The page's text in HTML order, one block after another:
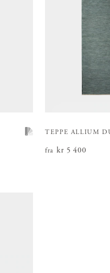
TEPPE ALLIUM
fra Pris :kr 5 400
kr 5 400